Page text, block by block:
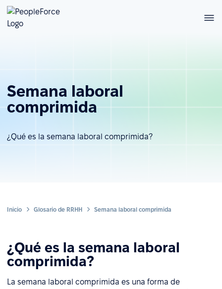
Semana laboral
comprimida
¿Qué es la semana laboral comprimida?
Inicio Glosario de RRHH Semana laboral comprimida
¿Qué es la semana laboral
comprimida?
La semana laboral comprimida es una forma de